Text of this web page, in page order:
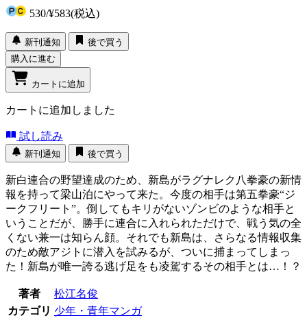
530/¥583(税込)
新刊通知
後で買う
購入に進む
カートに追加
カートに追加しました
試し読み
新刊通知 後で買う
新白連合の野望達成のため、新島がラグナレク八拳豪の新情
報を持って梁山泊にやって来た。今度の相手は第五拳豪“ジ
ークフリート”。倒してもキリがないゾンビのような相手と
いうことだが、勝手に連合に入れられただけで、戦う気の全
くない兼一は知らん顔。それでも新島は、さらなる情報収集
のため敵アジトに潜入を試みるが、ついに捕まってしまっ
た！新島が唯一誇る逃げ足をも凌駕するその相手とは…！？
著者
松江名俊
カテゴリ 少年・青年マンガ